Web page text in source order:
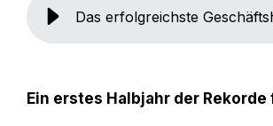
Ein erstes Halbjahr der Rekorde